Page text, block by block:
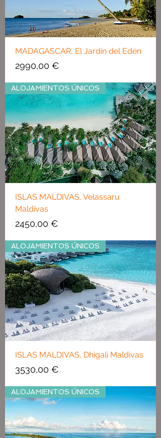
MADAGASCAR, El Jardín del Edén
Precio
2990,00 €
ALOJAMIENTOS ÚNICOS
ISLAS MALDIVAS, Velassaru
Maldivas
Precio
2450,00 €
ALOJAMIENTOS ÚNICOS
ISLAS MALDIVAS, Dhigali Maldivas
Precio
3530,00 €
ALOJAMIENTOS ÚNICOS